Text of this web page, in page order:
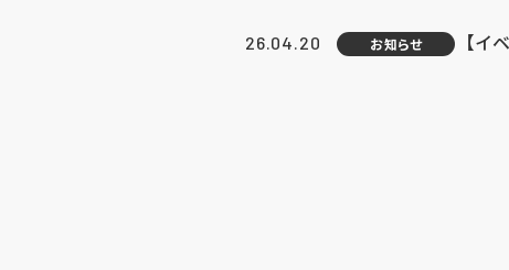
26.04.20 お知らせ 【イ